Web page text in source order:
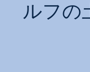
ルフの